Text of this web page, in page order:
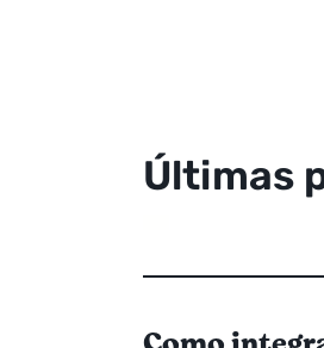
Últimas